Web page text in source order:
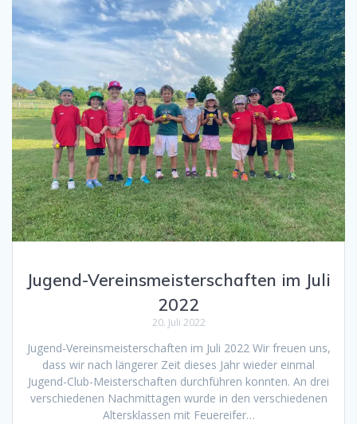
Jugend-Vereinsmeisterschaften im Juli
2022
20. Juli 2022
Jugend-Vereinsmeisterschaften im Juli 2022 Wir freuen uns,
dass wir nach längerer Zeit dieses Jahr wieder einmal
Jugend-Club-Meisterschaften durchführen konnten. An drei
verschiedenen Nachmittagen wurde in den verschiedenen
Altersklassen mit Feuereifer…